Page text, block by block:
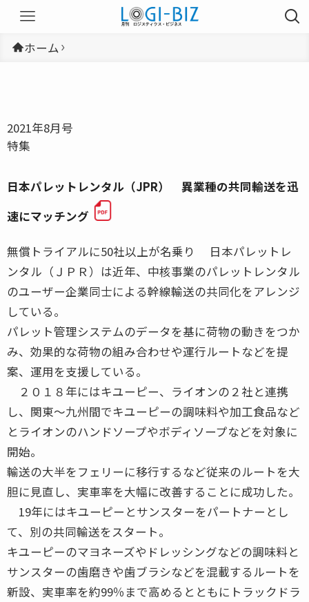
ホーム
2021年8月号
特集
日本パレットレンタル（JPR） 異業種の共同輸送を迅
速にマッチング
無償トライアルに50社以上が名乗り 日本パレットレ
ンタル（ＪＰＲ）は近年、中核事業のパレットレンタル
のユーザー企業同士による幹線輸送の共同化をアレンジ
している。
パレット管理システムのデータを基に荷物の動きをつか
み、効果的な荷物の組み合わせや運行ルートなどを提
案、運用を支援している。
２０１８年にはキユーピー、ライオンの２社と連携
し、関東～九州間でキユーピーの調味料や加工食品など
とライオンのハンドソープやボディソープなどを対象に
開始。
輸送の大半をフェリーに移行するなど従来のルートを大
胆に見直し、実車率を大幅に改善することに成功した。
19年にはキユーピーとサンスターをパートナーとし
て、別の共同輸送をスタート。
キユーピーのマヨネーズやドレッシングなどの調味料と
サンスターの歯磨きや歯ブラシなどを混載するルートを
新設、実車率を約99％まで高めるとともにトラックドラ